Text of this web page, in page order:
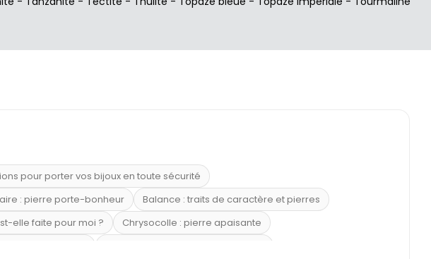
pour porter vos bijoux en toute sécurité
: pierre porte-bonheur
Balance : traits de caractère et pierres
elle faite pour moi ?
Chrysocolle : pierre apaisante